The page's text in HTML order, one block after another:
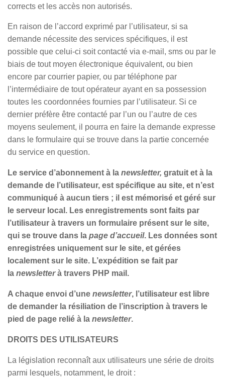
corrects et les accès non autorisés.
En raison de l’accord exprimé par l’utilisateur, si sa
demande nécessite des services spécifiques, il est
possible que celui-ci soit contacté via e-mail, sms ou par le
biais de tout moyen électronique équivalent, ou bien
encore par courrier papier, ou par téléphone par
l’intermédiaire de tout opérateur ayant en sa possession
toutes les coordonnées fournies par l’utilisateur. Si ce
dernier préfère être contacté par l’un ou l’autre de ces
moyens seulement, il pourra en faire la demande expresse
dans le formulaire qui se trouve dans la partie concernée
du service en question.
Le service d’abonnement à la newsletter, gratuit et à la
demande de l’utilisateur, est spécifique au site, et n’est
communiqué à aucun tiers ; il est mémorisé et géré sur
le serveur local. Les enregistrements sont faits par
l’utilisateur à travers un formulaire présent sur le site,
qui se trouve dans la page d’accueil. Les données sont
enregistrées uniquement sur le site, et gérées
localement sur le site. L’expédition se fait par
la newsletterà travers PHP mail.
A chaque envoi d’une newsletter, l’utilisateur est libre
de demander la résiliation de l’inscription à travers le
pied de page relié à la newsletter.
DROITS DES UTILISATEURS
La législation reconnaît aux utilisateurs une série de droits
parmi lesquels, notamment, le droit :